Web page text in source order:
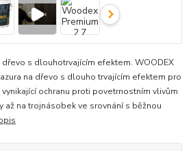
s dlouhotrvajícím efektem. WOODEX
na dřevo s dlouho trvajícím efektem pro
ochranu proti povetrnostním vlivům
až na trojnásobek ve srovnání s běžnou